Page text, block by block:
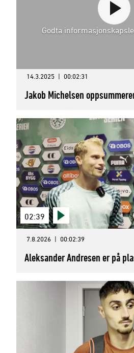
Godta
14.3.2025 | 00:02:31
Jakob Michelsen
02:39
7.8.2026 | 00:02:39
Aleksander Andresen er på